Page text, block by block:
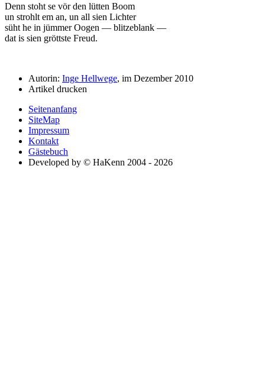
Denn stoht se vör den lütten Boom
un strohlt em an, un all sien Lichter
süht he in jümmer Oogen — blitzeblank —
dat is sien gröttste Freud.
Autorin: Inge Hellwege, im Dezember 2010
Artikel drucken
Seitenanfang
SiteMap
Impressum
Kontakt
Gästebuch
Developed by © HaKenn 2004 - 2026